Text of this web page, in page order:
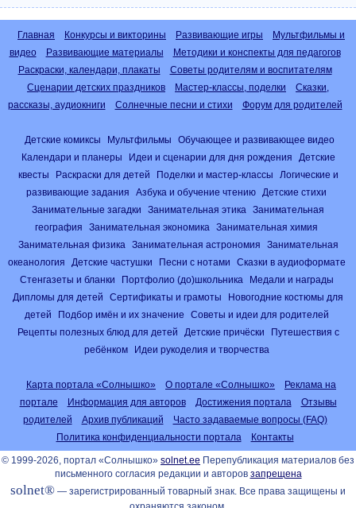
Главная Конкурсы и викторины Развивающие игры
Мультфильмы и
видео
Развивающие материалы
Методики и конспекты для педагогов
Раскраски, календари, плакаты
Советы родителям и воспитателям
Сценарии детских праздников
Мастер-классы, поделки
Сказки,
рассказы, аудиокниги
Солнечные песни и стихи Форум для родителей
Детские комиксы Мультфильмы
Обучающее и развивающее видео
Календари и планеры
Идеи и сценарии для дня рождения
Детские
квесты
Раскраски для детей Поделки и мастер-классы
Логические и
развивающие задания
Азбука и обучение чтению
Детские стихи
Занимательные загадки
Занимательная этика
Занимательная
география
Занимательная экономика
Занимательная химия
Занимательная физика
Занимательная астрономия
Занимательная
океанология
Детские частушки Песни с нотами
Сказки в аудиоформате
Стенгазеты и бланки
Портфолио (до)школьника
Медали и награды
Дипломы для детей
Сертификаты и грамоты
Новогодние костюмы для
детей
Подбор имён и их значение
Советы и идеи для родителей
Рецепты полезных блюд для детей
Детские причёски
Путешествия с
ребёнком
Идеи рукоделия и творчества
Карта портала «Солнышко» О портале «Солнышко»
Реклама на
портале
Информация для авторов Достижения портала
Отзывы
родителей
Архив публикаций
Часто задаваемые вопросы (FAQ)
Политика конфиденциальности портала
Контакты
© 1999-2026, портал «Солнышко» solnet.ee Перепубликация материалов без
письменного согласия редакции и авторов запрещена
solnet® — зарегистрированный товарный знак. Все права защищены и